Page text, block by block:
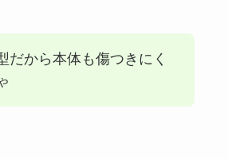
だから本体も傷つきにく